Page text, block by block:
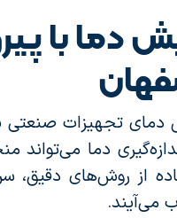
دما با
دمای تجهیزات صنعتی
دما
از روش‌های دقیق،
می‌آیند.